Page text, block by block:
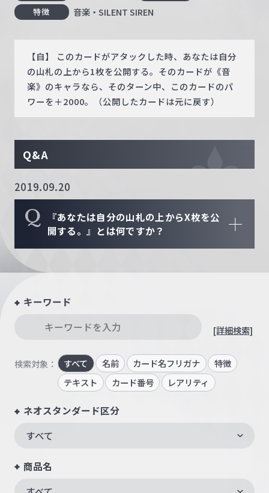
特徴 音楽・SILENT SIREN
【自】 このカードがアタックした時、あなたは自分
の山札の上から1枚を公開する。そのカードが《音
楽》のキャラなら、そのターン中、このカードのパ
ワーを＋2000。（公開したカードは元に戻す）
Q&A
2019.09.20
Q
『あなたは自分の山札の上からX枚を公
開する。』とは何ですか？
キーワード
[詳細検索]
検索対象： すべて 名前 カード名フリガナ
特徴
テキスト
カード番号 レアリティ
ネオスタンダード区分
すべて
商品名